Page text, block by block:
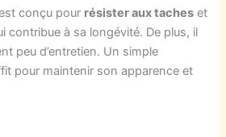
conçu pour résister aux taches et
contribue à sa longévité. De plus, il
peu d’entretien. Un simple
pour maintenir son apparence et